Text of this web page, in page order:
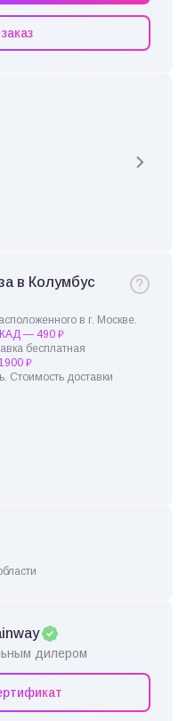
в Колумбус
в г. Москве.
— 490 ₽
бесплатная
₽
Стоимость доставки
дилером